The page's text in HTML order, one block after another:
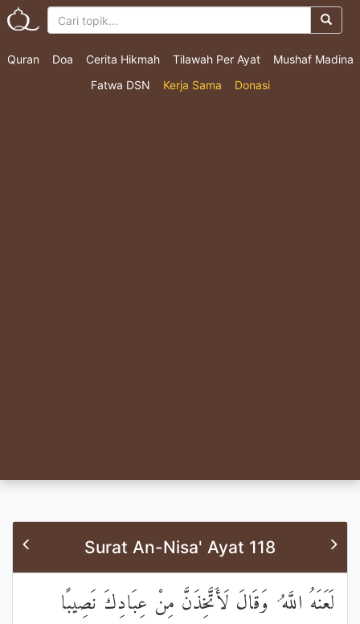
Quran Doa Cerita Hikmah Tilawah Per Ayat
Mushaf Madina
Fatwa DSN
Kerja Sama Donasi
Surat An-Nisa' Ayat 118
لَعَنَهُ اللَّهُ ۘ وَقَالَ لَأَتَّخِذَنَّ مِنْ عِبَادِكَ نَصِيبًا